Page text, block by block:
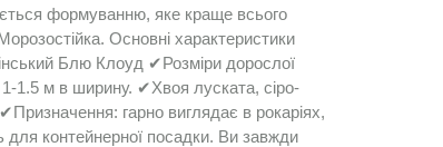
формуванню, яке краще всього
Основні характеристики
Блю Клоуд ✔Розміри дорослої
1.5 м в ширину. ✔Хвоя луската, сіро-
гарно виглядає в рокаріях,
для контейнерної посадки. Ви завжди